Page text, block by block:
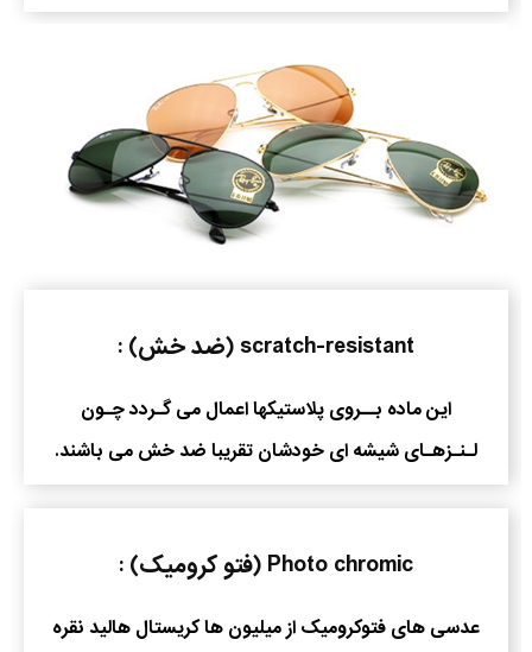
scratch-resistant (ضد خش) :
این ماده بــروی پلاستیکها اعمال می گـردد چـون
لـنـزهـای شیشه ای خودشان تقریبا ضد خش می باشند.
Photo chromic (فتو کرومیک) :
عدسی های فتوکرومیک از میلیون ها کریستال هالید نقره